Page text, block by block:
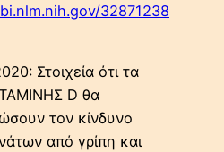
32871238
Στοιχεία ότι τα
D θα
τον κίνδυνο
από γρίπη και